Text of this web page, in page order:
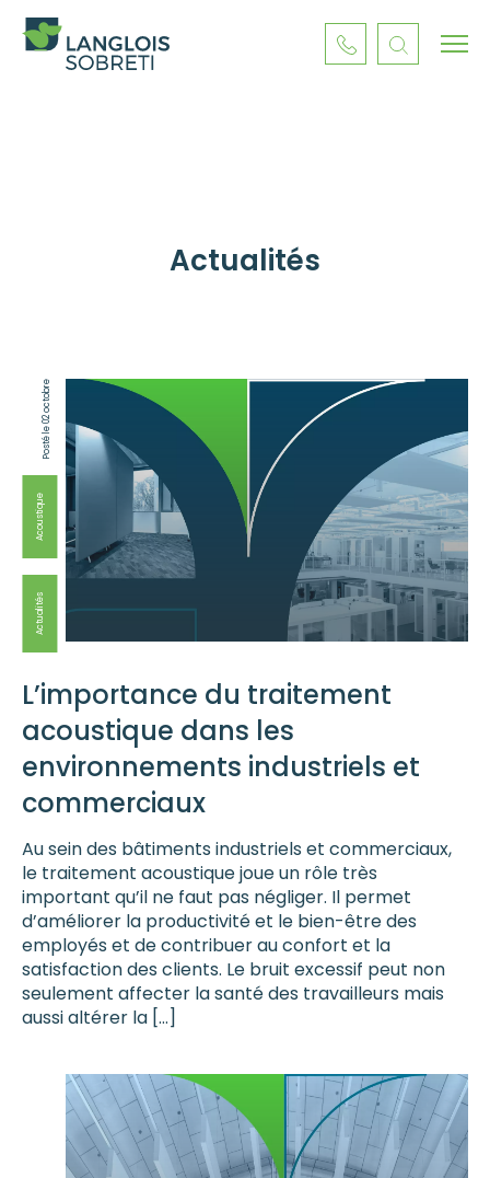
Actualités
Posté le 02 octobre
Acoustique
Actualités
L’importance du traitement
acoustique dans les
environnements industriels et
commerciaux
Au sein des bâtiments industriels et commerciaux,
le traitement acoustique joue un rôle très
important qu’il ne faut pas négliger. Il permet
d’améliorer la productivité et le bien-être des
employés et de contribuer au confort et la
satisfaction des clients. Le bruit excessif peut non
seulement affecter la santé des travailleurs mais
aussi altérer la […]